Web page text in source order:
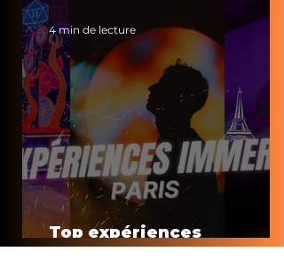
Top expériences
immersives à Paris
4 min de lecture